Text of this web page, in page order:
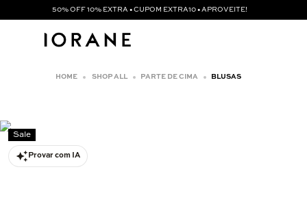
50% OFF 10% EXTRA • CUPOM EXTRA10 • APROVEITE!
SHOP ALL PARTE DE CIMA BLUSAS
Provar com IA
Sale